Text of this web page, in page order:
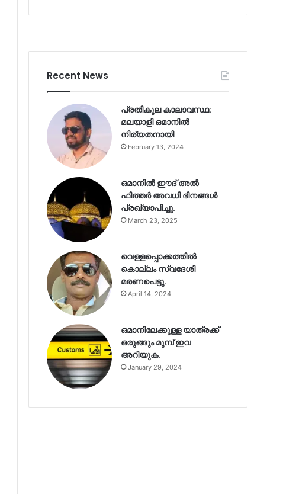
Recent News
പ്രതികൂല കാലാവസ്ഥ:
മലയാളി ഒമാനിൽ
നിര്യതനായി
February 13, 2024
ഒമാനിൽ ഈദ് അൽ
ഫിത്തർ അവധി ദിനങ്ങൾ
പ്രഖ്യാപിച്ചു.
March 23, 2025
വെള്ളപ്പൊക്കത്തിൽ
കൊല്ലം സ്വദേശി
മരണപെട്ടു.
April 14, 2024
ഒമാനിലേക്കുള്ള യാത്രക്ക്
ഒരുങ്ങും മുമ്പ് ഇവ
അറിയുക.
January 29, 2024